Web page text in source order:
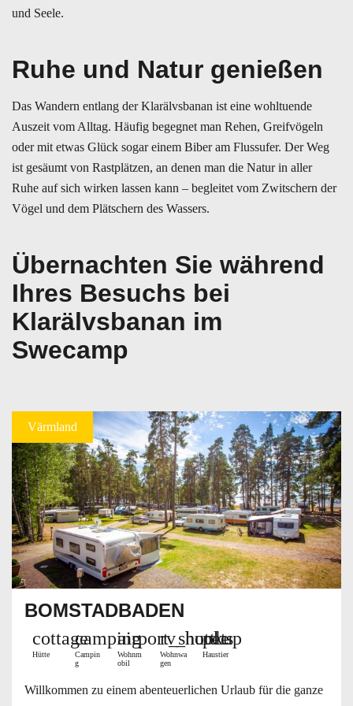
und Seele.
Ruhe und Natur genießen
Das Wandern entlang der Klarälvsbanan ist eine wohltuende
Auszeit vom Alltag. Häufig begegnet man Rehen, Greifvögeln
oder mit etwas Glück sogar einem Biber am Flussufer. Der Weg
ist gesäumt von Rastplätzen, an denen man die Natur in aller
Ruhe auf sich wirken lassen kann – begleitet vom Zwitschern der
Vögel und dem Plätschern des Wassers.
Übernachten Sie während
Ihres Besuchs bei
Klarälvsbanan im
Swecamp
Värmland
BOMSTADBADEN
cottage
Hütte
camping
Campin
g
airport_shuttle
Wohnm
obil
rv_hookup
Wohnwa
gen
pets
Haustier
Willkommen zu einem abenteuerlichen Urlaub für die ganze